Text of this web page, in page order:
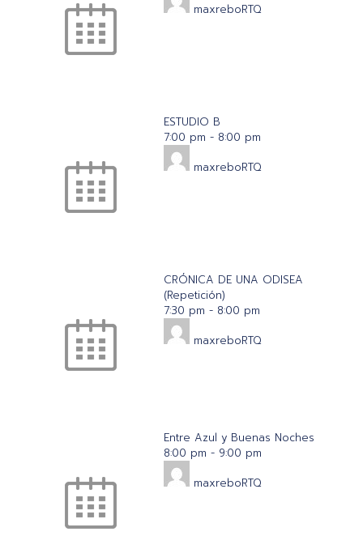
maxreboRTQ
ESTUDIO B
7:00 pm - 8:00 pm
maxreboRTQ
CRÓNICA DE UNA ODISEA
(Repetición)
7:30 pm - 8:00 pm
maxreboRTQ
Entre Azul y Buenas Noches
8:00 pm - 9:00 pm
maxreboRTQ